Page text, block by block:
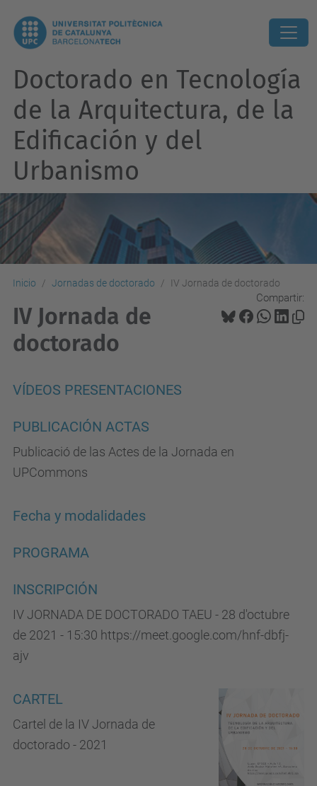
Doctorado en Tecnología
de la Arquitectura, de la
Edificación y del
Urbanismo
Inicio Jornadas de doctorado IV Jornada de doctorado
Compartir:
IV Jornada de
doctorado
VÍDEOS PRESENTACIONES
PUBLICACIÓN ACTAS
Publicació de las Actes de la Jornada en
UPCommons
Fecha y modalidades
PROGRAMA
INSCRIPCIÓN
IV JORNADA DE DOCTORADO TAEU - 28 d'octubre
de 2021 - 15:30 https://meet.google.com/hnf-dbfj-
ajv
CARTEL
Cartel de la IV Jornada de
doctorado - 2021